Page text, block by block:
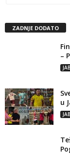
ZADNJE DODATO
–
u